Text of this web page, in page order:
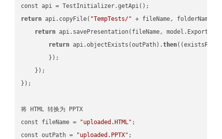
return api.copyFile( "TempTests/" + fileName, folderName +
return api.savePresentation(fileName,
return api.objectExists(outPath).then(
        });
    });
});
将 HTML 转换为 PPTX
const fileName =
"uploaded.HTML" ;
const outPath =
"uploaded.PPTX" ;